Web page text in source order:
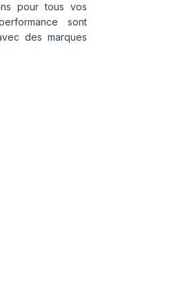
pour tous vos
sont
des marques